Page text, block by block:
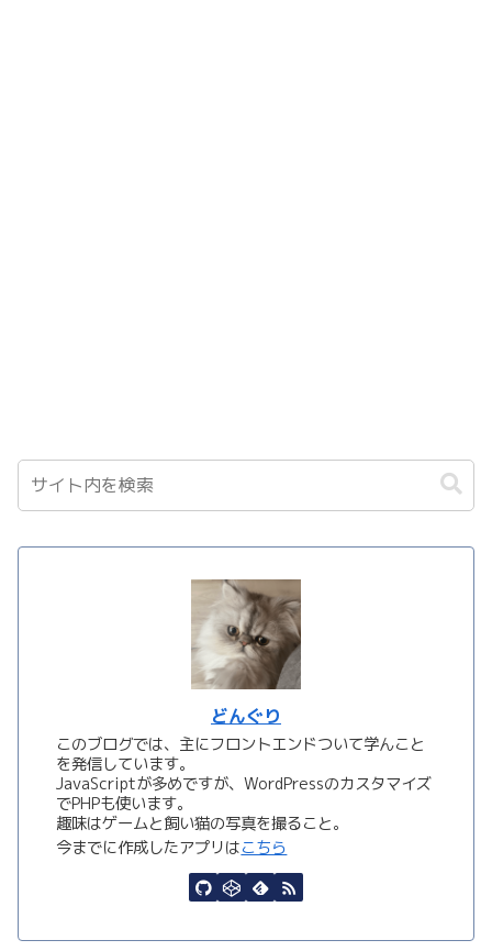
どんぐり
このブログでは、主にフロントエンドついて学んこと
を発信しています。
JavaScriptが多めですが、WordPressのカスタマイズ
でPHPも使います。
趣味はゲームと飼い猫の写真を撮ること。
今までに作成したアプリはこちら